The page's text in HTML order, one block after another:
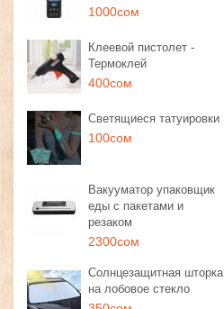
1000сом
Клеевой пистолет -
Термоклей
400сом
Светящиеся татуировки
100сом
Вакууматор упаковщик
еды с пакетами и
резаком
2300сом
Солнцезащитная шторка
на лобовое стекло